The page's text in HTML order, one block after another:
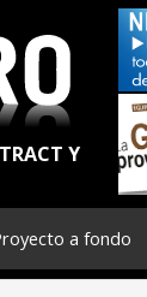
Y
a fondo